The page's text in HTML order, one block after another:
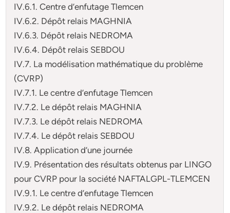
IV.6.1. Centre d’enfutage Tlemcen
IV.6.2. Dépôt relais MAGHNIA
IV.6.3. Dépôt relais NEDROMA
IV.6.4. Dépôt relais SEBDOU
IV.7. La modélisation mathématique du problème
(CVRP)
IV.7.1. Le centre d’enfutage Tlemcen
IV.7.2. Le dépôt relais MAGHNIA
IV.7.3. Le dépôt relais NEDROMA
IV.7.4. Le dépôt relais SEBDOU
IV.8. Application d’une journée
IV.9. Présentation des résultats obtenus par LINGO
pour CVRP pour la société NAFTALGPL-TLEMCEN
IV.9.1. Le centre d’enfutage Tlemcen
IV.9.2. Le dépôt relais NEDROMA